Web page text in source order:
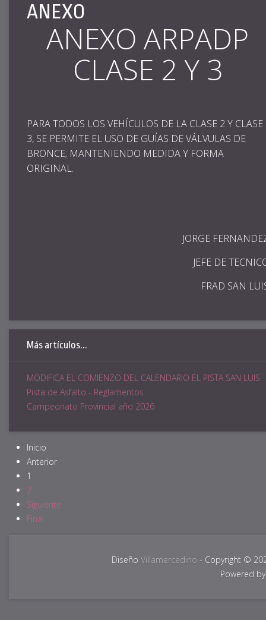
ANEXO
ANEXO ARPADP
CLASE 2 Y 3
PARA TODOS LOS VEHÍCULOS DE LA CLASE 2 Y CLASE
3, SE PERMITE EL USO DE GUÍAS DE VÁLVULAS DE
BRONCE; MANTENIENDO MEDIDA Y FORMA
ORIGINAL.
JORGE
JEFE DE
FRAD SAN
Más artículos...
MODIFICA EL COMIENZO DEL CALENDARIO EL PISTA SAN LUIS
Pista de Asfalto - Reglamentos
Campeonato Provincial año 2026
Inicio
Anterior
1
2
Siguiente
Final
Diseño Villamercedino - Copyright ©
Powered